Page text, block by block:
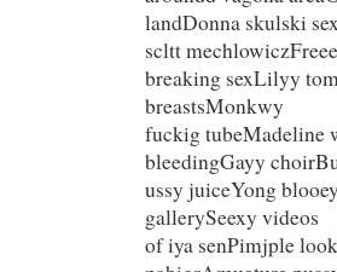
landDonna skulski
scltt
breaking sexLilyy
breastsMonkwy
fuckig tubeMadeline
bleedingGayy
ussy juiceYong
gallerySeexy videos
of iya senPimjple